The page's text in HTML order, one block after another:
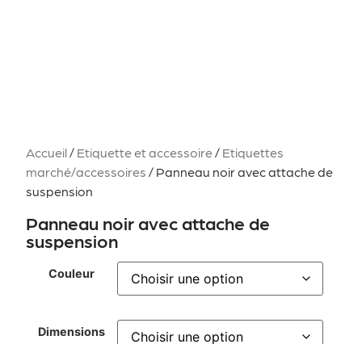
Accueil/ Etiquette et accessoire/ Etiquettes
marché/accessoires / Panneau noir avec attache de
suspension
Panneau noir avec attache de
suspension
Couleur
Dimensions